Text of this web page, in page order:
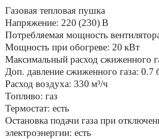
Газовая тепловая пушка
Напряжение: 220 (230) В
Потребляемая мощность
Мощность при обогреве: 20 кВт
Максимальный расход сжиженного
Доп. давление сжиженного газа: 0.7
Расход воздуха: 330 м³/ч
Топливо: газ
Термостат: есть
Остановка подачи газа при
электроэнергии: есть